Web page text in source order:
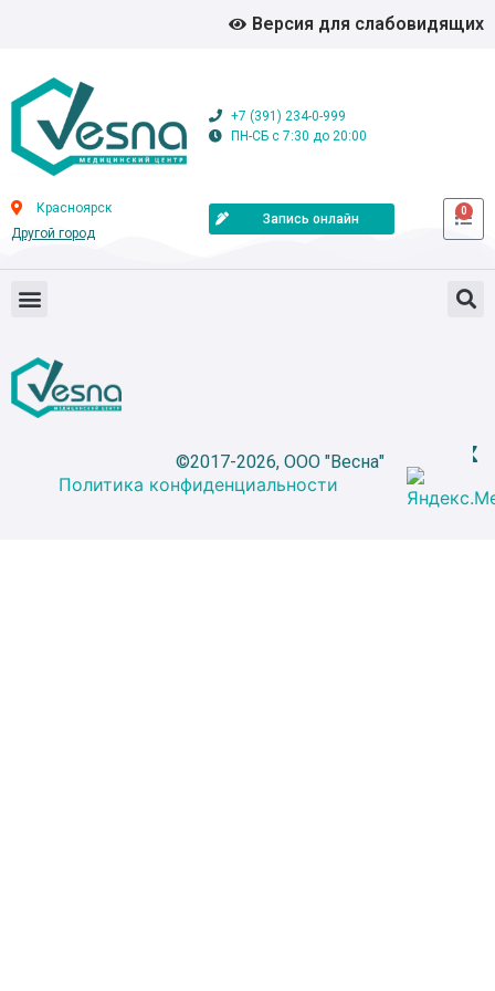
Версия для слабовидящих
+7 (391) 234-0-999
ПН-СБ с 7:30 до 20:00
Красноярск
Другой город
Запись онлайн
0
©2017-2026, ООО "Весна"
Политика конфиденциальности